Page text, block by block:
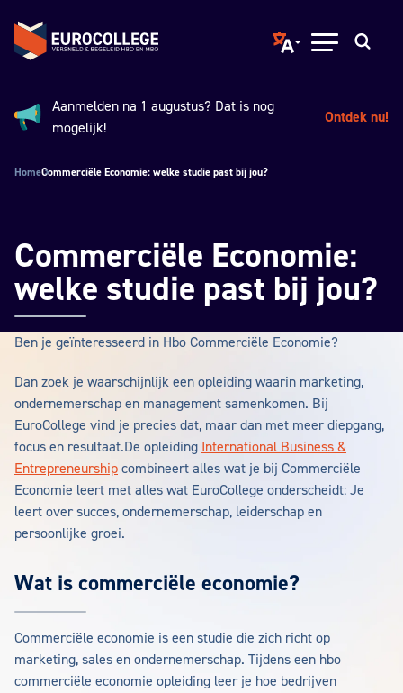
Spring naar hoofdinhoud
Terug naar de homepage
Translate page to
Open menu
Aankondiging:
Aanmelden na 1 augustus? Dat is nog
mogelijk!
Ontdek nu!
HomeCommerciële Economie: welke studie past bij jou?
Commerciële Economie:
welke studie past bij jou?
Ben je geïnteresseerd in Hbo Commerciële Economie?
Dan zoek je waarschijnlijk een opleiding waarin marketing,
ondernemerschap en management samenkomen. Bij
EuroCollege vind je precies dat, maar dan met meer diepgang,
focus en resultaat.De opleiding International Business &
Entrepreneurship combineert alles wat je bij Commerciële
Economie leert met alles wat EuroCollege onderscheidt: Je
leert over succes, ondernemerschap, leiderschap en
persoonlijke groei.
Wat is commerciële economie?
Commerciële economie is een studie die zich richt op
marketing, sales en ondernemerschap. Tijdens een hbo
commerciële economie opleiding leer je hoe bedrijven